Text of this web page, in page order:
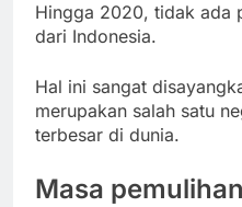
Hingga 2020, tidak ada
dari Indonesia.
Hal ini sangat
merupakan salah satu
terbesar di dunia.
Masa pemulihan